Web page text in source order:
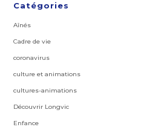
Catégories
Aînés
Cadre de vie
coronavirus
culture et animations
cultures-animations
Découvrir Longvic
Enfance